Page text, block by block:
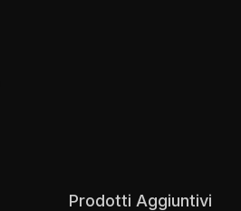
Prodotti Aggiuntivi